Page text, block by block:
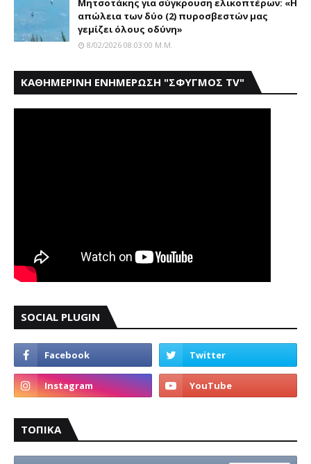
Μητσοτάκης για σύγκρουση ελικοπτέρων: «Η
απώλεια των δύο (2) πυροσβεστών μας
γεμίζει όλους οδύνη»
8/02/2026 08:03:00 Μ.μ.
ΚΑΘΗΜΕΡΙΝΗ ΕΝΗΜΕΡΩΣΗ "ΣΦΥΓΜΟΣ TV"
SOCIAL PLUGIN
ΤΟΠΙΚΑ